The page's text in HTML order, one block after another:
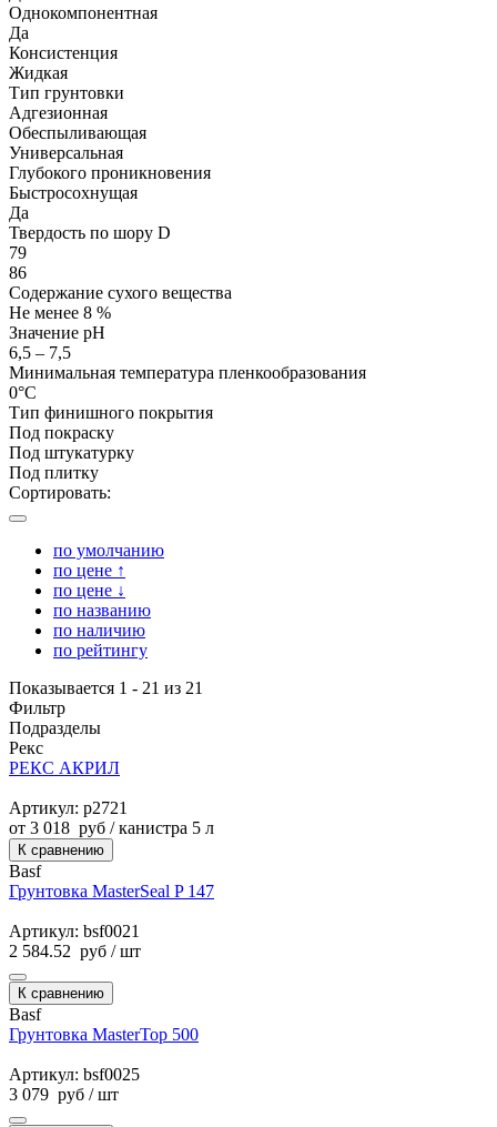
Однокомпонентная
Да
Консистенция
Жидкая
Тип грунтовки
Адгезионная
Обеспыливающая
Универсальная
Глубокого проникновения
Быстросохнущая
Да
Твердость по шору D
79
86
Содержание сухого вещества
Не менее 8 %
Значение pH
6,5 – 7,5
Минимальная температура пленкообразования
0°С
Тип финишного покрытия
Под покраску
Под штукатурку
Под плитку
Сортировать:
по умолчанию
по цене ↑
по цене ↓
по названию
по наличию
по рейтингу
Показывается 1 - 21 из 21
Фильтр
Подразделы
Рекс
РЕКС АКРИЛ
Артикул: p2721
от 3 018 руб / канистра 5 л
К сравнению
Basf
Грунтовка MasterSeal P 147
Артикул: bsf0021
2 584.52 руб / шт
К сравнению
Basf
Грунтовка MasterTop 500
Артикул: bsf0025
3 079 руб / шт